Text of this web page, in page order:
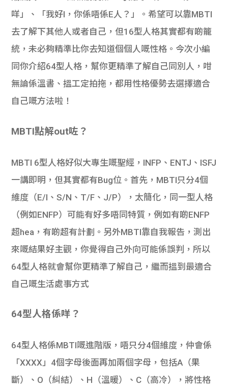
咩」、「我好I，你係唔係E人？」。希望可以靠MBTI
去了解下其他人或者自己，但16型人格其實都有啲籠
統，未必夠精準比你去知道個個人嘅性格。 今次小編
同你介紹64型人格，幫你更精準了解自己同別人，咁
無論係溫書、搵工定拍拖，都用性格優勢去選擇適合
自己嘅方法啦！
MBTI點解out咗？
MBTI 6型人格好似大專生嘅聖經，INFP、ENTJ、ISFJ
一講即明，但其實都有Bug位。首先，MBTI只分4個
維度（E/I、S/N、T/F、J/P），太簡化，同一型人格
（例如ENFP）可能有好多唔同特質，例如有啲ENFP
超hea，有啲超有計劃。另外MBTI靠自我報告，測出
來嘅結果好主觀，你覺得自己外向可能係誤判，所以
64型人格就會幫你更精準了解自己，繼而搵到最適合
自己嘅生活處事方式
64型人格係咩？
64型人格係MBTI嘅進階版，唔只分4個維度，仲會係
「XXXX」4個字母後面再加兩個字母，包括A（果
斷）、O（糾結）、H（溫暖）、C（高冷），將性格